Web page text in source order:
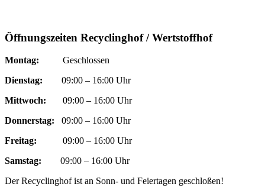
Öffnungszeiten Recyclinghof / Wertstoffhof
Montag: Geschlossen
Dienstag: 09:00 – 16:00 Uhr
Mittwoch: 09:00 – 16:00 Uhr
Donnerstag: 09:00 – 16:00 Uhr
Freitag: 09:00 – 16:00 Uhr
Samstag: 09:00 – 16:00 Uhr
Der Recyclinghof ist an Sonn- und Feiertagen geschloßen!